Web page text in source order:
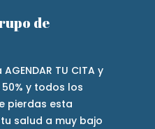
de
TU CITA y
50% y todos los
pierdas esta
salud a muy bajo